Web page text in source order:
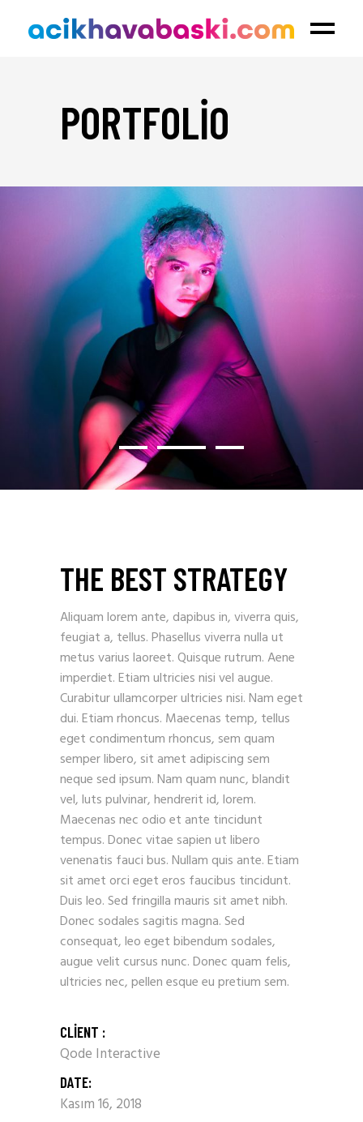
PORTFOLIO
THE BEST STRATEGY
Aliquam lorem ante, dapibus in, viverra quis,
feugiat a, tellus. Phasellus viverra nulla ut
metus varius laoreet. Quisque rutrum. Aene
imperdiet. Etiam ultricies nisi vel augue.
Curabitur ullamcorper ultricies nisi. Nam eget
dui. Etiam rhoncus. Maecenas temp, tellus
eget condimentum rhoncus, sem quam
semper libero, sit amet adipiscing sem
neque sed ipsum. Nam quam nunc, blandit
vel, luts pulvinar, hendrerit id, lorem.
Maecenas nec odio et ante tincidunt
tempus. Donec vitae sapien ut libero
venenatis fauci bus. Nullam quis ante. Etiam
sit amet orci eget eros faucibus tincidunt.
Duis leo. Sed fringilla mauris sit amet nibh.
Donec sodales sagitis magna. Sed
consequat, leo eget bibendum sodales,
augue velit cursus nunc. Donec quam felis,
ultricies nec, pellen esque eu pretium sem.
CLIENT :
Qode Interactive
DATE:
Kasım 16, 2018